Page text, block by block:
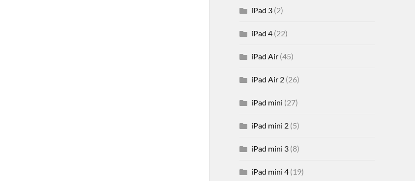
iPad 3(2)
iPad 4(22)
iPad Air(45)
iPad Air 2(26)
iPad mini (27)
iPad mini 2(5)
iPad mini 3(8)
iPad mini 4(19)